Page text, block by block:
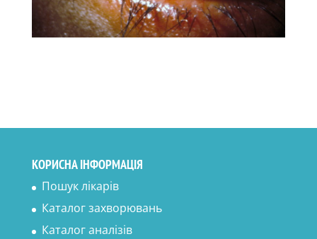
КОРИСНА ІНФОРМАЦІЯ
Пошук лікарів
Каталог захворювань
Каталог аналізів